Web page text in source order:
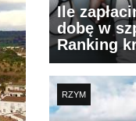
Ile
dobę w
Ranking
RZYM